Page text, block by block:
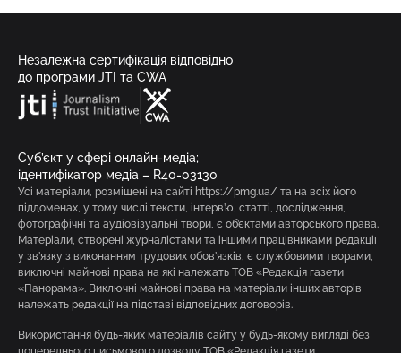
Незалежна сертифікація відповідно
до програми JTI та CWA
Суб’єкт у сфері онлайн-медіа;
ідентифікатор медіа – R40-03130
Усі матеріали, розміщені на сайті https://pmg.ua/ та на всіх його
піддоменах, у тому числі тексти, інтерв’ю, статті, дослідження,
фотографічні та аудіовізуальні твори, є об’єктами авторського права.
Матеріали, створені журналістами та іншими працівниками редакції
у зв’язку з виконанням трудових обов’язків, є службовими творами,
виключні майнові права на які належать ТОВ «Редакція газети
«Панорама». Виключні майнові права на матеріали інших авторів
належать редакції на підставі відповідних договорів.
Використання будь-яких матеріалів сайту у будь-якому вигляді без